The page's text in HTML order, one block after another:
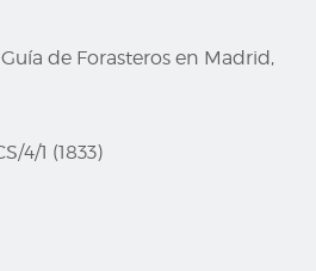
de Forasteros en Madrid,
4/1 (1833)